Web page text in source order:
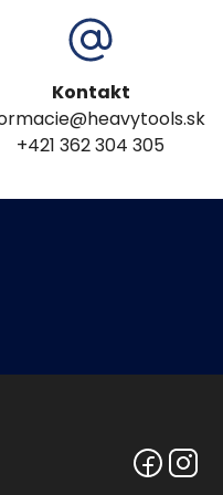
Kontakt
+421 362 304 305